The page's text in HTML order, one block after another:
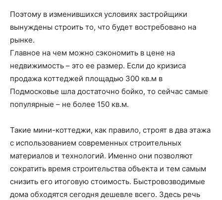
Поэтому в изменившихся условиях застройщики
вынуждены строить то, что будет востребовано на
рынке.
Главное на чем можно сэкономить в цене на
недвижимость – это ее размер. Если до кризиса
продажа коттеджей площадью 300 кв.м в
Подмосковье шла достаточно бойко, то сейчас самые
популярные – не более 150 кв.м.
Такие мини-коттеджи, как правило, строят в два этажа
с использованием современных строительных
материалов и технологий. Именно они позволяют
сократить время строительства объекта и тем самым
снизить его итоговую стоимость. Быстровозводимые
дома обходятся сегодня дешевле всего. Здесь речь